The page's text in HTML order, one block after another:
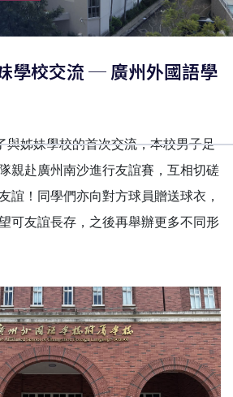
學校交流 ─ 廣州外國語學
與姊妹學校的首次交流，本校男子足
親赴廣州南沙進行友誼賽，互相切磋
誼！同學們亦向對方球員贈送球衣，
可友誼長存，之後再舉辦更多不同形